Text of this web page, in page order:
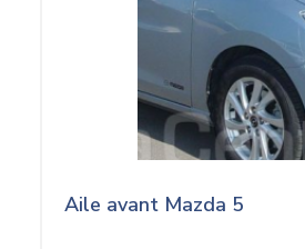
Aile avant Mazda 5